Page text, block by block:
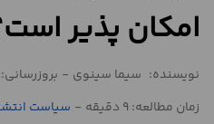
مشاوره
حقوقی
استعلام
امکان پذیر
نویسنده: سیما سینوی - بروزرسانی:
زمان مطالعه: 9 دقیقه
- سیاست